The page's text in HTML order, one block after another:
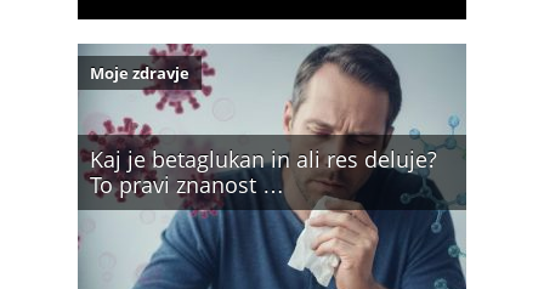
Kaj je betaglukan in ali res deluje?
To pravi znanost …
Moje zdravje